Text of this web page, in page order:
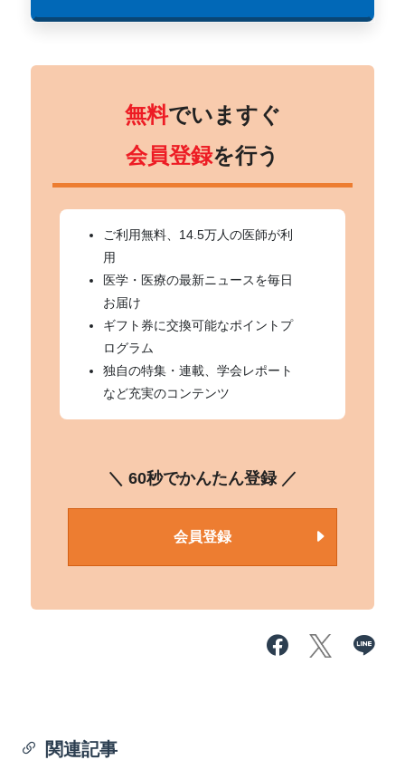
無料でいますぐ
会員登録を行う
ご利用無料、14.5万人の医師が利
用
医学・医療の最新ニュースを毎日
お届け
ギフト券に交換可能なポイントプ
ログラム
独自の特集・連載、学会レポート
など充実のコンテンツ
＼ 60秒でかんたん登録 ／
会員登録
関連記事